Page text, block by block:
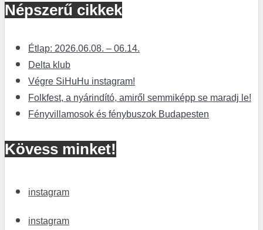
Népszerű cikkek
Étlap: 2026.06.08. – 06.14.
Delta klub
Végre SiHuHu instagram!
Folkfest, a nyárindító, amiről semmiképp se maradj le!
Fényvillamosok és fénybuszok Budapesten
Kövess minket!
instagram
instagram